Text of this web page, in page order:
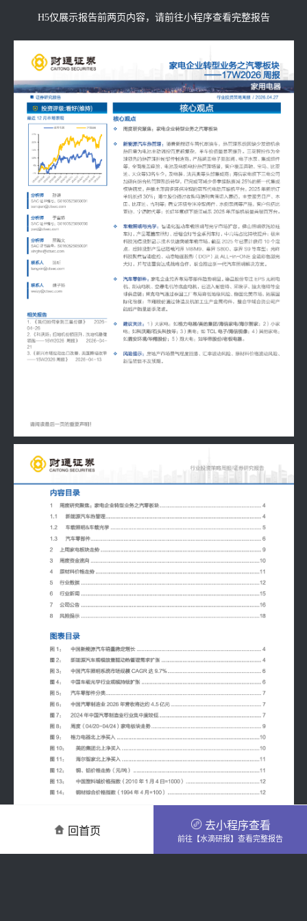
H5仅展示报告前两页内容，请前往小程序查看完整报告
回首页 去小程序查看
前往【水滴研报】查看完整报告